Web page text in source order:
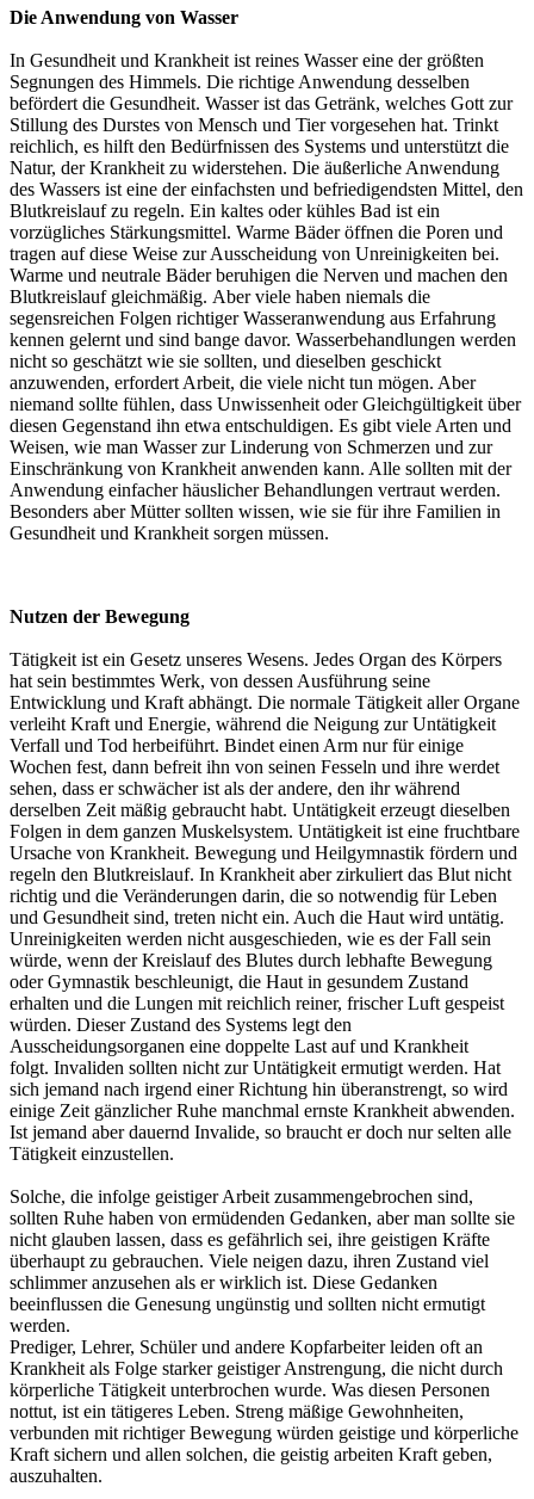
Die Anwendung von Wasser
In Gesundheit und Krankheit ist reines Wasser eine der größten
Segnungen des Himmels. Die richtige Anwendung desselben
befördert die Gesundheit. Wasser ist das Getränk, welches Gott zur
Stillung des Durstes von Mensch und Tier vorgesehen hat. Trinkt
reichlich, es hilft den Bedürfnissen des Systems und unterstützt die
Natur, der Krankheit zu widerstehen. Die äußerliche Anwendung
des Wassers ist eine der einfachsten und befriedigendsten Mittel, den
Blutkreislauf zu regeln. Ein kaltes oder kühles Bad ist ein
vorzügliches Stärkungsmittel. Warme Bäder öffnen die Poren und
tragen auf diese Weise zur Ausscheidung von Unreinigkeiten bei.
Warme und neutrale Bäder beruhigen die Nerven und machen den
Blutkreislauf gleichmäßig. Aber viele haben niemals die
segensreichen Folgen richtiger Wasseranwendung aus Erfahrung
kennen gelernt und sind bange davor. Wasserbehandlungen werden
nicht so geschätzt wie sie sollten, und dieselben geschickt
anzuwenden, erfordert Arbeit, die viele nicht tun mögen. Aber
niemand sollte fühlen, dass Unwissenheit oder Gleichgültigkeit über
diesen Gegenstand ihn etwa entschuldigen. Es gibt viele Arten und
Weisen, wie man Wasser zur Linderung von Schmerzen und zur
Einschränkung von Krankheit anwenden kann. Alle sollten mit der
Anwendung einfacher häuslicher Behandlungen vertraut werden.
Besonders aber Mütter sollten wissen, wie sie für ihre Familien in
Gesundheit und Krankheit sorgen müssen.
Nutzen der Bewegung
Tätigkeit ist ein Gesetz unseres Wesens. Jedes Organ des Körpers
hat sein bestimmtes Werk, von dessen Ausführung seine
Entwicklung und Kraft abhängt. Die normale Tätigkeit aller Organe
verleiht Kraft und Energie, während die Neigung zur Untätigkeit
Verfall und Tod herbeiführt. Bindet einen Arm nur für einige
Wochen fest, dann befreit ihn von seinen Fesseln und ihre werdet
sehen, dass er schwächer ist als der andere, den ihr während
derselben Zeit mäßig gebraucht habt. Untätigkeit erzeugt dieselben
Folgen in dem ganzen Muskelsystem. Untätigkeit ist eine fruchtbare
Ursache von Krankheit. Bewegung und Heilgymnastik fördern und
regeln den Blutkreislauf. In Krankheit aber zirkuliert das Blut nicht
richtig und die Veränderungen darin, die so notwendig für Leben
und Gesundheit sind, treten nicht ein. Auch die Haut wird untätig.
Unreinigkeiten werden nicht ausgeschieden, wie es der Fall sein
würde, wenn der Kreislauf des Blutes durch lebhafte Bewegung
oder Gymnastik beschleunigt, die Haut in gesundem Zustand
erhalten und die Lungen mit reichlich reiner, frischer Luft gespeist
würden. Dieser Zustand des Systems legt den
Ausscheidungsorganen eine doppelte Last auf und Krankheit
folgt. Invaliden sollten nicht zur Untätigkeit ermutigt werden. Hat
sich jemand nach irgend einer Richtung hin überanstrengt, so wird
einige Zeit gänzlicher Ruhe manchmal ernste Krankheit abwenden.
Ist jemand aber dauernd Invalide, so braucht er doch nur selten alle
Tätigkeit einzustellen.
Solche, die infolge geistiger Arbeit zusammengebrochen sind,
sollten Ruhe haben von ermüdenden Gedanken, aber man sollte sie
nicht glauben lassen, dass es gefährlich sei, ihre geistigen Kräfte
überhaupt zu gebrauchen. Viele neigen dazu, ihren Zustand viel
schlimmer anzusehen als er wirklich ist. Diese Gedanken
beeinflussen die Genesung ungünstig und sollten nicht ermutigt
werden.
Prediger, Lehrer, Schüler und andere Kopfarbeiter leiden oft an
Krankheit als Folge starker geistiger Anstrengung, die nicht durch
körperliche Tätigkeit unterbrochen wurde. Was diesen Personen
nottut, ist ein tätigeres Leben. Streng mäßige Gewohnheiten,
verbunden mit richtiger Bewegung würden geistige und körperliche
Kraft sichern und allen solchen, die geistig arbeiten Kraft geben,
auszuhalten.